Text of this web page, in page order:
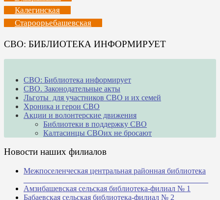
Калегинская
Староорьебашевская
СВО: БИБЛИОТЕКА ИНФОРМИРУЕТ
СВО: Библиотека информирует
СВО. Законодательные акты
Льготы для участников СВО и их семей
Хроника и герои СВО
Акции и волонтерские движения
Библиотеки в поддержку СВО
Калтасинцы СВОих не бросают
Новости наших филиалов
Межпоселенческая центральная районная библиотека
Амзибашевская сельская библиотека-филиал № 1
Бабаевская сельская библиотека-филиал № 2